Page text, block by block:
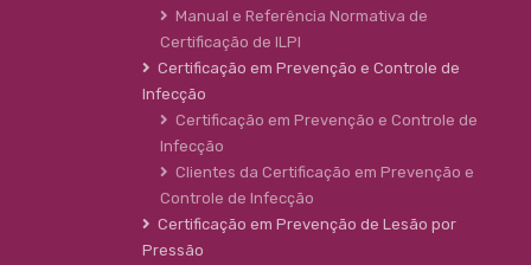
Manual e Referência Normativa de
Certificação de ILPI
Certificação em Prevenção e Controle de
Infecção
Certificação em Prevenção e Controle de
Infecção
Clientes da Certificação em Prevenção e
Controle de Infecção
Certificação em Prevenção de Lesão por
Pressão